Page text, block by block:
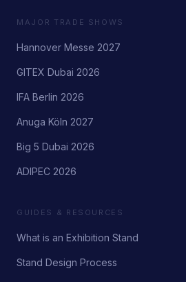
MAJOR TRADE SHOWS
Hannover Messe 2027
GITEX Dubai 2026
IFA Berlin 2026
Anuga Köln 2027
Big 5 Dubai 2026
ADIPEC 2026
GUIDES & RESOURCES
What is an Exhibition Stand
Stand Design Process